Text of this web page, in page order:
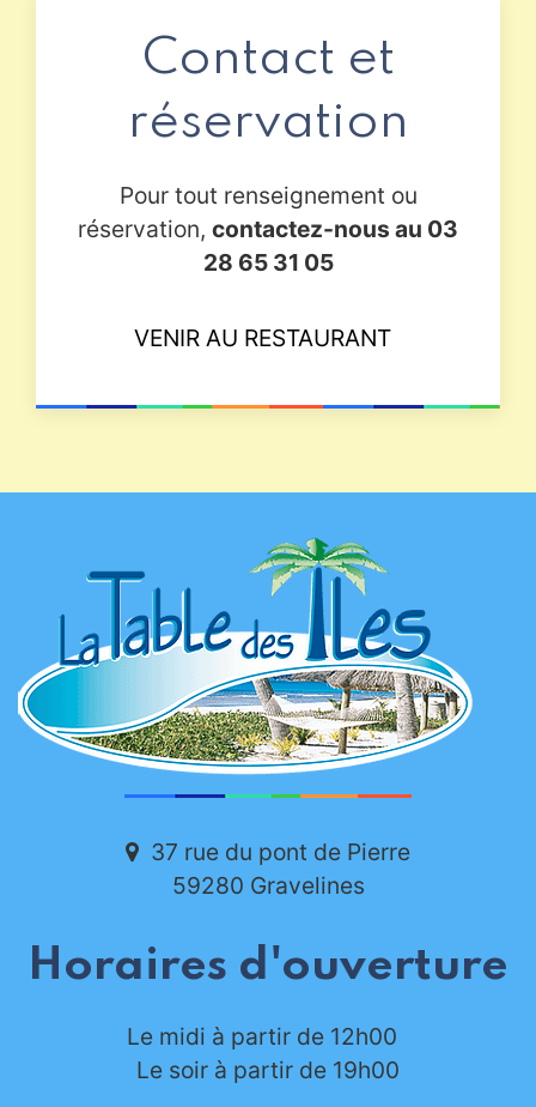
Contact et
réservation
Pour tout renseignement ou
réservation, contactez-nous au 03
28 65 31 05
VENIR AU RESTAURANT
37 rue du pont de Pierre
59280 Gravelines
Horaires d'ouverture
Le midi à partir de 12h00
Le soir à partir de 19h00